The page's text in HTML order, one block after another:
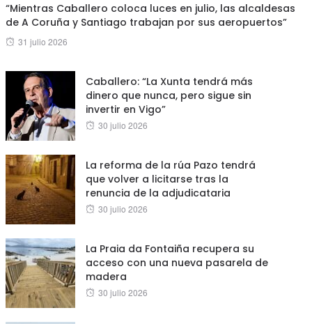
“Mientras Caballero coloca luces en julio, las alcaldesas
de A Coruña y Santiago trabajan por sus aeropuertos”
Posted
31 julio 2026
Caballero: “La Xunta tendrá más
dinero que nunca, pero sigue sin
invertir en Vigo”
Posted
30 julio 2026
La reforma de la rúa Pazo tendrá
que volver a licitarse tras la
renuncia de la adjudicataria
Posted
30 julio 2026
La Praia da Fontaiña recupera su
acceso con una nueva pasarela de
madera
Posted
30 julio 2026